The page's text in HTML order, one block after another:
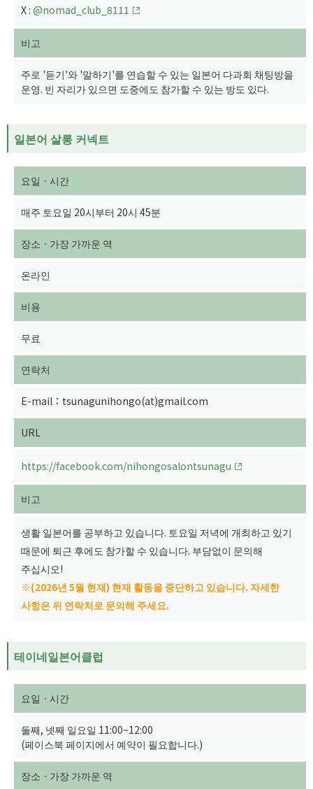
X : @nomad_club_8111
비고
주로 '듣기'와 '말하기'를 연습할 수 있는 일본어 다과회 채팅방을
운영. 빈 자리가 있으면 도중에도 참가할 수 있는 방도 있다.
일본어 살롱 커넥트
요일ㆍ시간
매주 토요일 20시부터 20시 45분
장소ㆍ가장 가까운 역
온라인
비용
무료
연락처
E-mail：tsunagunihongo(at)gmail.com
URL
https://facebook.com/nihongosalontsunagu
비고
생활 일본어를 공부하고 있습니다. 토요일 저녁에 개최하고 있기
때문에 퇴근 후에도 참가할 수 있습니다. 부담없이 문의해
주십시오!
※(2026년 5월 현재) 현재 활동을 중단하고 있습니다. 자세한
사항은 위 연락처로 문의해 주세요.
테이네일본어클럽
요일ㆍ시간
둘째, 넷째 일요일 11:00~12:00
(페이스북 페이지에서 예약이 필요합니다.)
장소ㆍ가장 가까운 역